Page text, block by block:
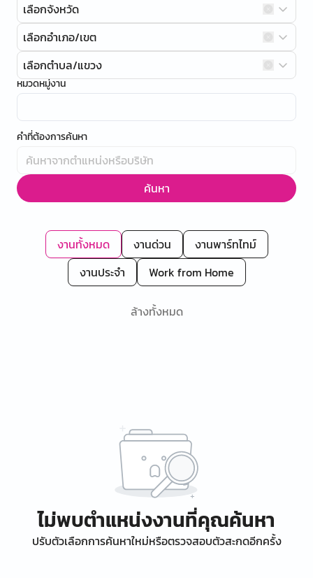
เลือกจังหวัด
เลือกอำเภอ/เขต
เลือกตำบล/แขวง
หมวดหมู่งาน
คำที่ต้องการค้นหา
ค้นหา
งานทั้งหมด งานด่วน
งานพาร์ทไทม์
งานประจำ
Work from Home
ล้างทั้งหมด
ไม่พบตำแหน่งงานที่คุณค้นหา
ปรับตัวเลือกการค้นหาใหม่หรือตรวจสอบตัวสะกดอีกครั้ง